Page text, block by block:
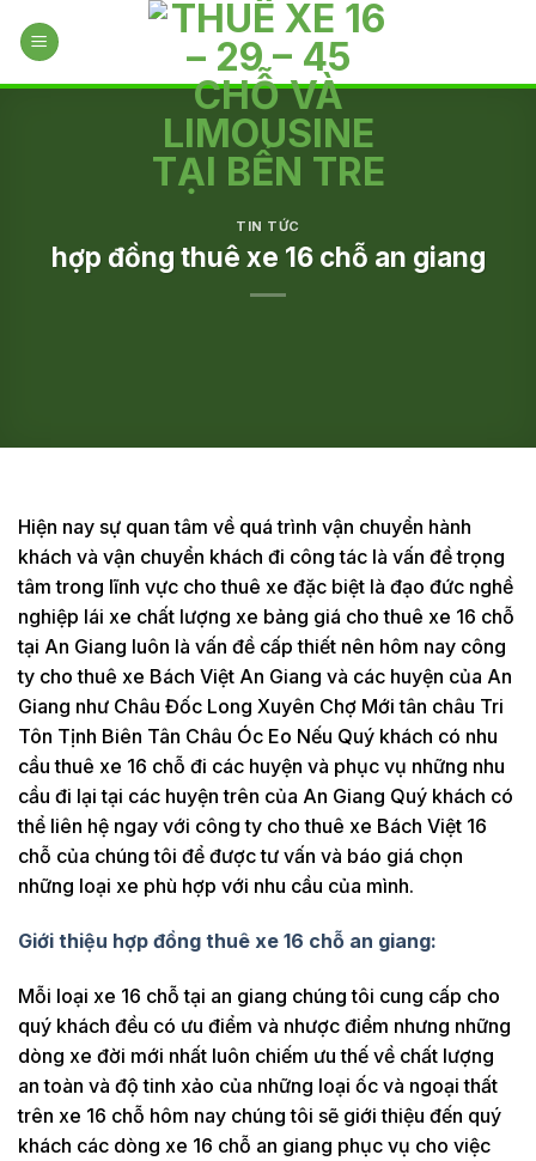
TIN TỨC
hợp đồng thuê xe 16 chỗ an giang
Hiện nay sự quan tâm về quá trình vận chuyển hành
khách và vận chuyển khách đi công tác là vấn đề trọng
tâm trong lĩnh vực cho thuê xe đặc biệt là đạo đức nghề
nghiệp lái xe chất lượng xe bảng giá cho thuê xe 16 chỗ
tại An Giang luôn là vấn đề cấp thiết nên hôm nay công
ty cho thuê xe Bách Việt An Giang và các huyện của An
Giang như Châu Đốc Long Xuyên Chợ Mới tân châu Tri
Tôn Tịnh Biên Tân Châu Óc Eo Nếu Quý khách có nhu
cầu thuê xe 16 chỗ đi các huyện và phục vụ những nhu
cầu đi lại tại các huyện trên của An Giang Quý khách có
thể liên hệ ngay với công ty cho thuê xe Bách Việt 16
chỗ của chúng tôi để được tư vấn và báo giá chọn
những loại xe phù hợp với nhu cầu của mình.
Giới thiệu hợp đồng thuê xe 16 chỗ an giang:
Mỗi loại xe 16 chỗ tại an giang chúng tôi cung cấp cho
quý khách đều có ưu điểm và nhược điểm nhưng những
dòng xe đời mới nhất luôn chiếm ưu thế về chất lượng
an toàn và độ tinh xảo của những loại ốc và ngoại thất
trên xe 16 chỗ hôm nay chúng tôi sẽ giới thiệu đến quý
khách các dòng xe 16 chỗ an giang phục vụ cho việc